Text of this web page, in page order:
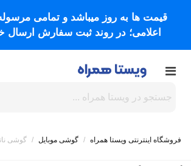
قیمت ها به روز میباشد و تمامی
اعلامی؛ در روند ثبت سفارش ارسال
فروشگاه اینترنتی ویستا همراه / گوشی موبایل / گوشی